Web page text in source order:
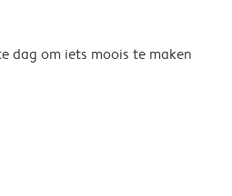
dag om iets moois te maken